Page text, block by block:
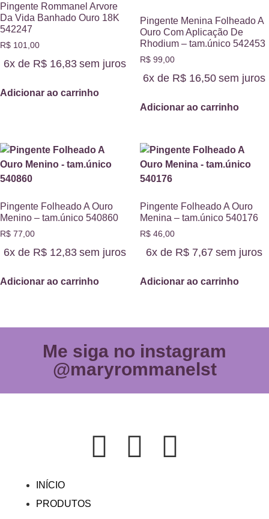
Pingente Rommanel Arvore
Da Vida Banhado Ouro 18K
542247
R$ 101,00
6x de R$16,83 sem juros
Adicionar ao carrinho
Pingente Menina Folheado A
Ouro Com Aplicação De
Rhodium – tam.único 542453
R$99,00
6x de R$ 16,50 sem juros
Adicionar ao carrinho
Pingente Folheado A Ouro
Menino – tam.único 540860
R$ 77,00
6x de R$12,83 sem juros
Adicionar ao carrinho
Pingente Folheado A Ouro
Menina – tam.único 540176
R$46,00
6x de R$ 7,67 sem juros
Adicionar ao carrinho
Me siga no instagram
@maryrommanelst
INÍCIO
PRODUTOS